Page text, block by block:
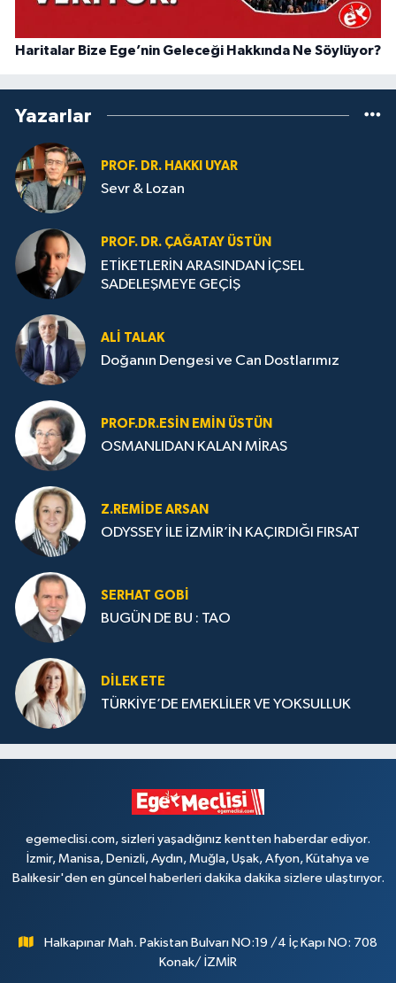
Haritalar Bize Ege’nin Geleceği Hakkında Ne Söylüyor?
Yazarlar
PROF. DR. HAKKI UYAR
Sevr & Lozan
PROF. DR. ÇAĞATAY ÜSTÜN
ETİKETLERİN ARASINDAN İÇSEL
SADELEŞMEYE GEÇİŞ
ALI TALAK
Doğanın Dengesi ve Can Dostlarımız
PROF.DR.ESIN EMIN ÜSTÜN
OSMANLIDAN KALAN MİRAS
Z.REMIDE ARSAN
ODYSSEY İLE İZMİR’İN KAÇIRDIĞI FIRSAT
SERHAT GOBİ
BUGÜN DE BU : TAO
DILEK ETE
TÜRKİYE’DE EMEKLİLER VE YOKSULLUK
egemeclisi.com, sizleri yaşadığınız kentten haberdar ediyor.
İzmir, Manisa, Denizli, Aydın, Muğla, Uşak, Afyon, Kütahya ve
Balıkesir'den en güncel haberleri dakika dakika sizlere ulaştırıyor.
Halkapınar Mah. Pakistan Bulvarı NO:19 /4 İç Kapı NO: 708
Konak/ İZMİR